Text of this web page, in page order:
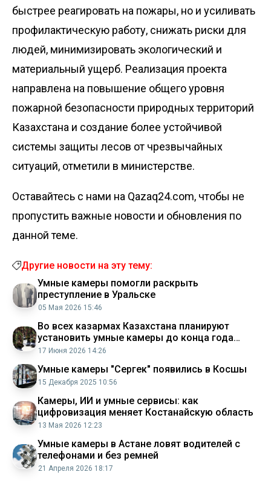
быстрее реагировать на пожары, но и усиливать
профилактическую работу, снижать риски для
людей, минимизировать экологический и
материальный ущерб. Реализация проекта
направлена на повышение общего уровня
пожарной безопасности природных территорий
Казахстана и создание более устойчивой
системы защиты лесов от чрезвычайных
ситуаций, отметили в министерстве.
Оставайтесь с нами на Qazaq24.com, чтобы не
пропустить важные новости и обновления по
данной теме.
Другие новости на эту тему:
Умные камеры помогли раскрыть
преступление в Уральске
05 Мая 2026 15:46
Во всех казармах Казахстана планируют
установить умные камеры до конца года
Минобороны
17 Июня 2026 14:26
Умные камеры "Сергек" появились в Косшы
15 Декабря 2025 10:56
Камеры, ИИ и умные сервисы: как
цифровизация меняет Костанайскую область
13 Мая 2026 12:23
Умные камеры в Астане ловят водителей с
телефонами и без ремней
21 Апреля 2026 18:17